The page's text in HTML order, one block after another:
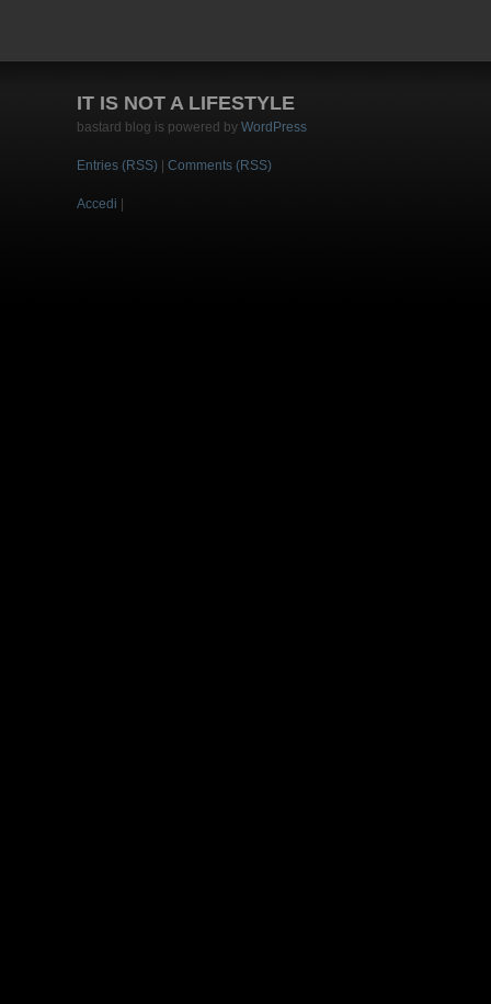
IT IS NOT A LIFESTYLE
bastard blog is powered by WordPress
Entries (RSS) Comments (RSS)
Accedi